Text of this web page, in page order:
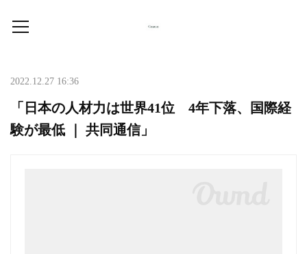
2022.12.27 16:36
「日本の人材力は世界41位 4年下落、国際経
験が最低 ｜ 共同通信」